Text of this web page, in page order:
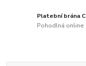
Platební brána
Pohodlná online